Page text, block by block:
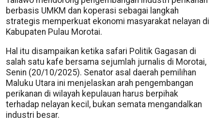
berbasis UMKM dan koperasi sebagai langkah
strategis memperkuat ekonomi masyarakat nelayan di
Kabupaten Pulau Morotai.
Hal itu disampaikan ketika safari Politik Gagasan di
salah satu kafe bersama sejumlah jurnalis di Morotai,
Senin (20/10/2025). Senator asal daerah pemilihan
Maluku Utara ini menjelaskan arah pengembangan
perikanan di wilayah kepulauan harus berpihak
terhadap nelayan kecil, bukan semata mengandalkan
industri besar.